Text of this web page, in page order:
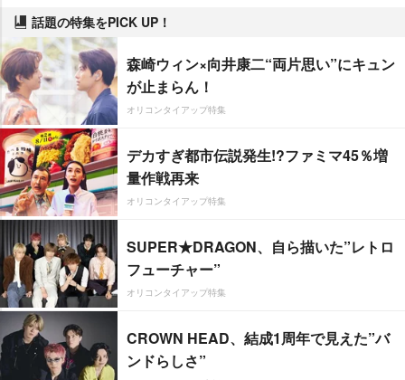
話題の特集をPICK UP！
森崎ウィン×向井康二“両片思い”にキュン
が止まらん！
オリコンタイアップ特集
デカすぎ都市伝説発生!?ファミマ45％増
量作戦再来
オリコンタイアップ特集
SUPER★DRAGON、自ら描いた”レトロ
フューチャー”
オリコンタイアップ特集
CROWN HEAD、結成1周年で見えた”バ
ンドらしさ”